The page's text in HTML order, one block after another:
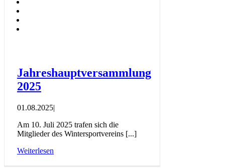
Jahreshauptversammlung
2025
01.08.2025|
Am 10. Juli 2025 trafen sich die
Mitglieder des Wintersportvereins [...]
Weiterlesen